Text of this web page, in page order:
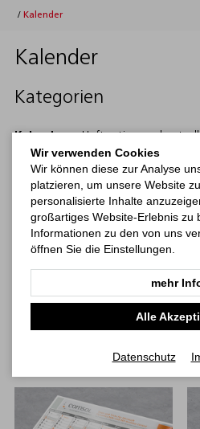
/ Kalender
Kalender
Kategorien
Wir verwenden Cookies
Wir können diese zur Analyse
platzieren, um unsere Website
personalisierte Inhalte
großartiges Website-Erlebnis zu
Informationen zu den von uns
öffnen Sie die Einstellungen.
mehr
Alle
Datenschutz